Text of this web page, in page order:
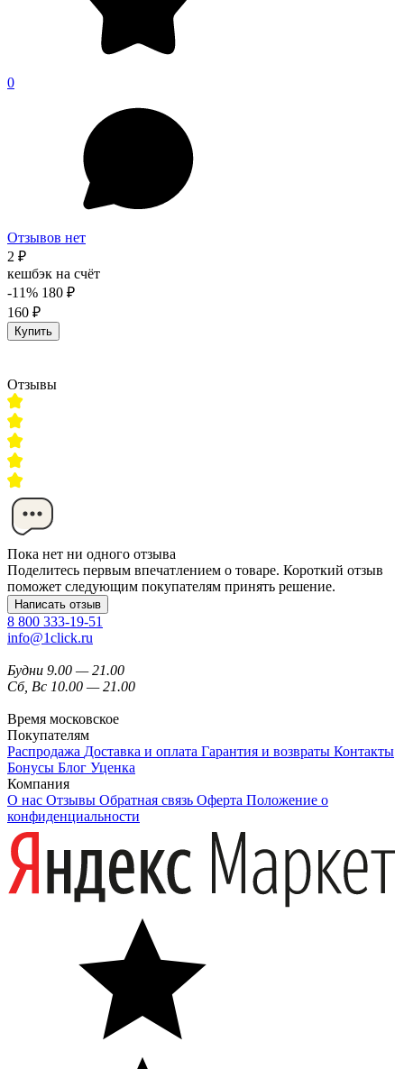
0
Отзывов нет
2 ₽
кешбэк на счёт
-11% 180 ₽
160 ₽
Купить
Отзывы
Пока нет ни одного отзыва
Поделитесь первым впечатлением о товаре. Короткий отзыв
поможет следующим покупателям принять решение.
Написать отзыв
8 800 333-19-51
info@1click.ru
Будни 9.00 — 21.00
Сб, Вс 10.00 — 21.00
Время московское
Покупателям
Распродажа Доставка и оплата Гарантия и возвраты Контакты
Бонусы Блог Уценка
Компания
О нас Отзывы Обратная связь Оферта Положение о
конфиденциальности